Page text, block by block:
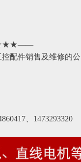
★★★——
配件销售及维修的公
、1473293320